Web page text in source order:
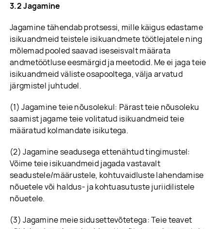
3.2 Jagamine
Jagamine tähendab protsessi, mille käigus edastame
isikuandmeid teistele isikuandmete töötlejatele ning
mõlemad pooled saavad iseseisvalt määrata
andmetöötluse eesmärgid ja meetodid. Me ei jaga teie
isikuandmeid väliste osapooltega, välja arvatud
järgmistel juhtudel.
(1) Jagamine teie nõusolekul: Pärast teie nõusoleku
saamist jagame teie volitatud isikuandmeid teie
määratud kolmandate isikutega.
(2) Jagamine seadusega ettenähtud tingimustel:
Võime teie isikuandmeid jagada vastavalt
seadustele/määrustele, kohtuvaidluste lahendamise
nõuetele või haldus- ja kohtuasutuste juriidilistele
nõuetele.
(3) Jagamine meie sidusettevõtetega: Teie teavet